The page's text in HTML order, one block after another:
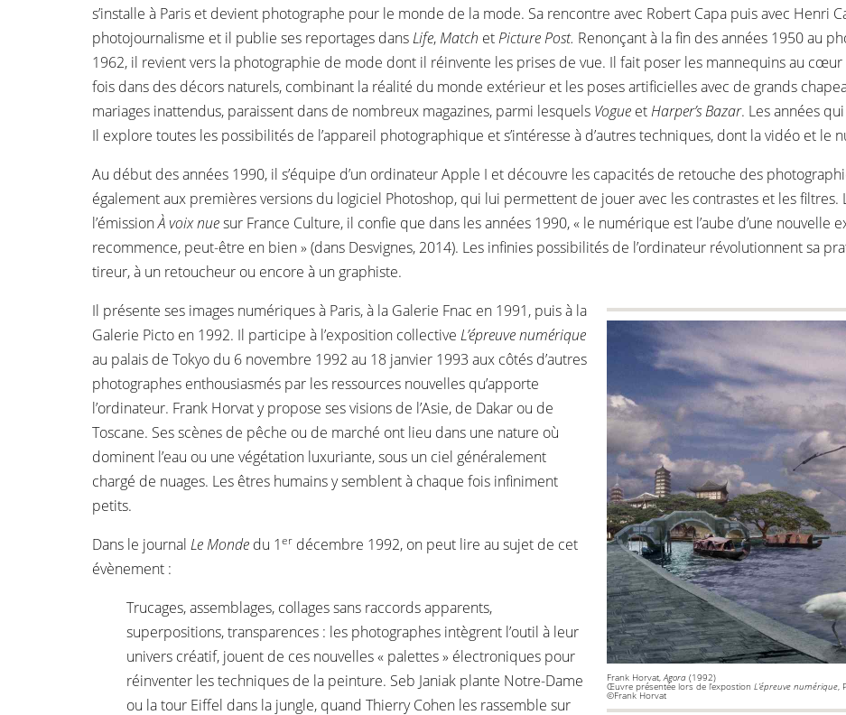
s’installe à Paris et devient photographe pour le monde de la mode. Sa rencontre avec Robert Capa puis avec Henri
photojournalisme et il publie ses reportages dansLife, Match etPicture Post. Renonçant à la fin des années 1950 au
1962, il revient vers la photographie de mode dont il réinvente les prises de vue. Il fait poser les mannequins au
fois dans des décors naturels, combinant la réalité du monde extérieur et les poses artificielles avec de grands
mariages inattendus, paraissent dans de nombreux magazines, parmi lesquels Vogue etHarper’s Bazar. Les années
Il explore toutes les possibilités de l’appareil photographique et s’intéresse à d’autres techniques, dont la vidéo et le
Au début des années 1990, il s’équipe d’un ordinateur Apple I et découvre les capacités de retouche des
également aux premières versions du logiciel Photoshop, qui lui permettent de jouer avec les contrastes et les filtres.
l’émissionÀ voix nuesur France Culture, il confie que dans les années 1990, « le numérique est l’aube d’une
recommence, peut-être en bien » (dans Desvignes, 2014). Les infinies possibilités de l’ordinateur révolutionnent sa
tireur, à un retoucheur ou encore à un graphiste.
Frank Horvat,Agora (1992)
Œuvre présentée lors de l’expostion L’épreuve numérique,
©Frank Horvat
Il présente ses images numériques à Paris, à la Galerie Fnac en 1991, puis à la
Galerie Picto en 1992. Il participe à l’exposition collective L’épreuve numérique
au palais de Tokyo du 6 novembre 1992 au 18 janvier 1993 aux côtés d’autres
photographes enthousiasmés par les ressources nouvelles qu’apporte
l’ordinateur. Frank Horvat y propose ses visions de l’Asie, de Dakar ou de
Toscane. Ses scènes de pêche ou de marché ont lieu dans une nature où
dominent l’eau ou une végétation luxuriante, sous un ciel généralement
chargé de nuages. Les êtres humains y semblent à chaque fois infiniment
petits.
Dans le journal Le Monde du 1er décembre 1992, on peut lire au sujet de cet
évènement :
Trucages, assemblages, collages sans raccords apparents,
superpositions, transparences : les photographes intègrent l’outil à leur
univers créatif, jouent de ces nouvelles « palettes » électroniques pour
réinventer les techniques de la peinture. Seb Janiak plante Notre-Dame
ou la tour Eiffel dans la jungle, quand Thierry Cohen les rassemble sur